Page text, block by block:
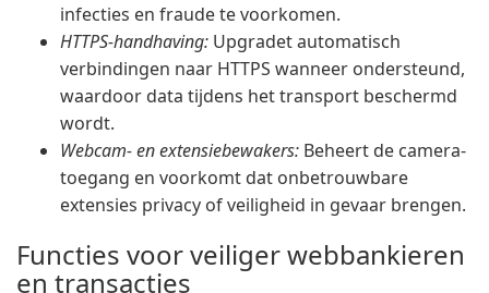
infecties en fraude te voorkomen.
HTTPS-handhaving: Upgradet automatisch
verbindingen naar HTTPS wanneer ondersteund,
waardoor data tijdens het transport beschermd
wordt.
Webcam- en extensiebewakers: Beheert de camera-
toegang en voorkomt dat onbetrouwbare
extensies privacy of veiligheid in gevaar brengen.
Functies voor veiliger webbankieren
en transacties